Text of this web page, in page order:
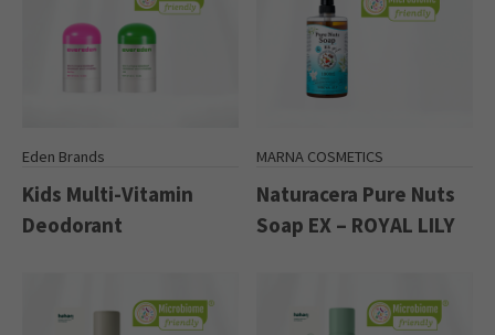
Eden Brands
Kids Multi-Vitamin
Deodorant
MARNA COSMETICS
Naturacera Pure Nuts
Soap EX – ROYAL LILY